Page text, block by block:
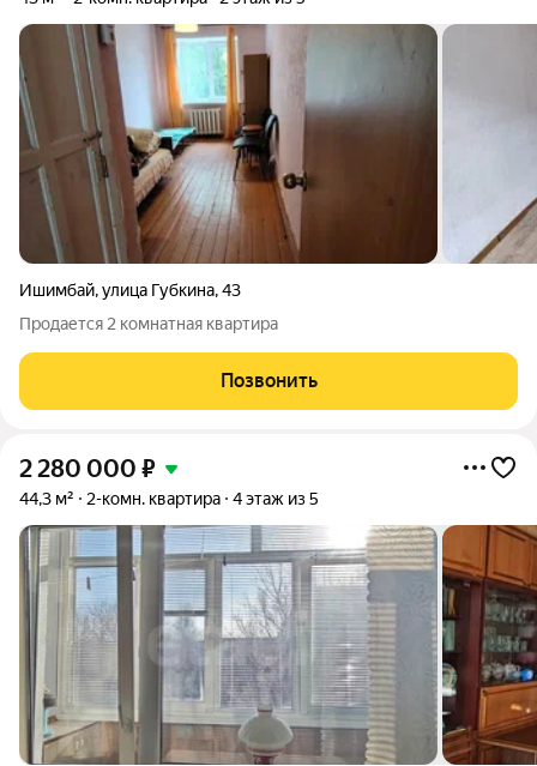
Ишимбай,улица Губкина,43
Продается 2 комнатная квартира
Позвонить
2 280 000 ₽
44,3 м² 2-комн. квартира 4 этаж из 5